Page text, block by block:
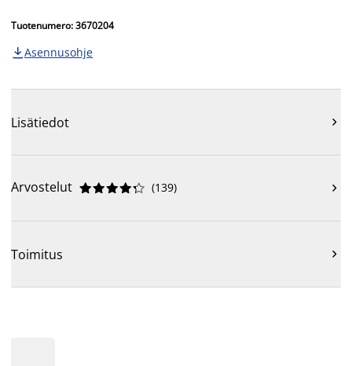
Tuotenumero: 3670204
 Asennusohje
Lisätiedot 
Arvostelut 




 (139) 
Toimitus 